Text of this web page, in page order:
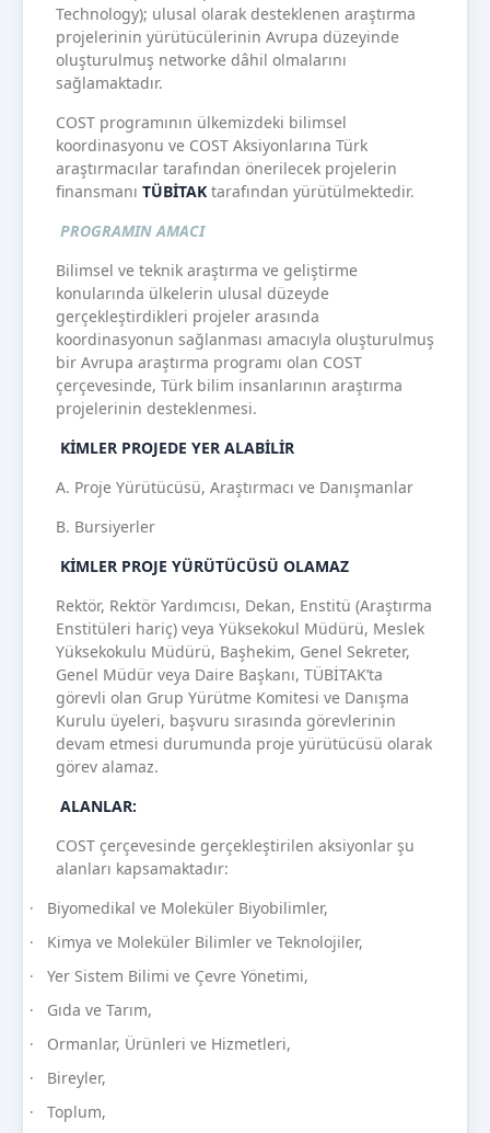
Technology); ulusal olarak desteklenen araştırma
projelerinin yürütücülerinin Avrupa düzeyinde
oluşturulmuş networke dâhil olmalarını
sağlamaktadır.
COST programının ülkemizdeki bilimsel
koordinasyonu ve COST Aksiyonlarına Türk
araştırmacılar tarafından önerilecek projelerin
finansmanı TÜBİTAK tarafından yürütülmektedir.
PROGRAMIN AMACI
Bilimsel ve teknik araştırma ve geliştirme
konularında ülkelerin ulusal düzeyde
gerçekleştirdikleri projeler arasında
koordinasyonun sağlanması amacıyla oluşturulmuş
bir Avrupa araştırma programı olan COST
çerçevesinde, Türk bilim insanlarının araştırma
projelerinin desteklenmesi.
KİMLER PROJEDE YER ALABİLİR
A. Proje Yürütücüsü, Araştırmacı ve Danışmanlar
B. Bursiyerler
KİMLER PROJE YÜRÜTÜCÜSÜ OLAMAZ
Rektör, Rektör Yardımcısı, Dekan, Enstitü (Araştırma
Enstitüleri hariç) veya Yüksekokul Müdürü, Meslek
Yüksekokulu Müdürü, Başhekim, Genel Sekreter,
Genel Müdür veya Daire Başkanı, TÜBİTAK’ta
görevli olan Grup Yürütme Komitesi ve Danışma
Kurulu üyeleri, başvuru sırasında görevlerinin
devam etmesi durumunda proje yürütücüsü olarak
görev alamaz.
ALANLAR:
COST çerçevesinde gerçekleştirilen aksiyonlar şu
alanları kapsamaktadır:
· Biyomedikal ve Moleküler Biyobilimler,
· Kimya ve Moleküler Bilimler ve Teknolojiler,
· Yer Sistem Bilimi ve Çevre Yönetimi,
· Gıda ve Tarım,
· Ormanlar, Ürünleri ve Hizmetleri,
· Bireyler,
· Toplum,